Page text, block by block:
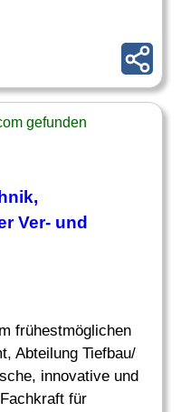
gefunden
,
Ver- und
frühestmöglichen
Abteilung Tiefbau/
innovative und
für